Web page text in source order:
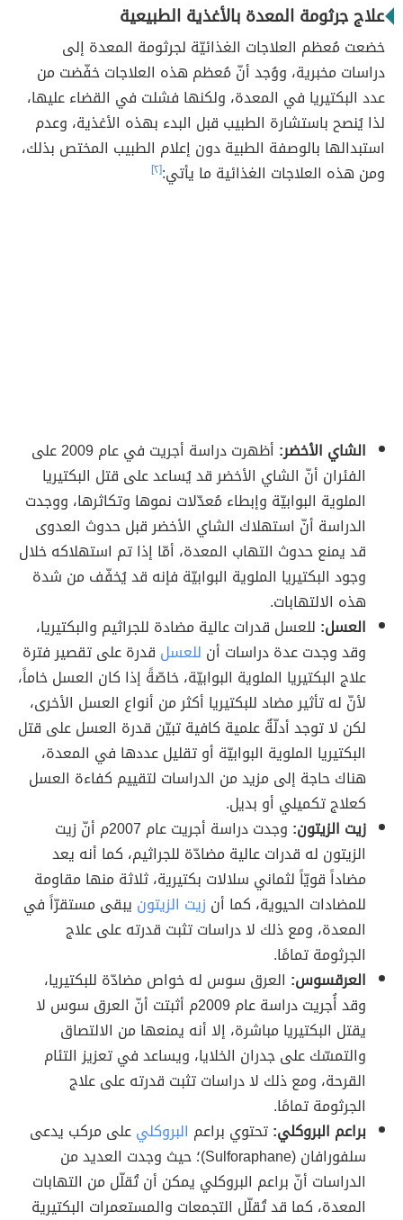
علاج جرثومة المعدة بالأغذية الطبيعية
خضعت مُعظم العلاجات الغذائيّة لجرثومة المعدة إلى
دراسات مخبرية، ووُجد أنّ مُعظم هذه العلاجات خفّضت من
عدد البكتيريا في المعدة، ولكنها فشلت في القضاء عليها،
لذا يُنصح باستشارة الطبيب قبل البدء بهذه الأغذية، وعدم
استبدالها بالوصفة الطبية دون إعلام الطبيب المختص بذلك،
ومن هذه العلاجات الغذائية ما يأتي:[٢]
الشاي الأخضر:
أظهرت دراسة أجريت في عام 2009 على
الفئران أنّ الشاي الأخضر قد يُساعد على قتل البكتيريا
الملوية البوابيّة وإبطاء مُعدّلات نموها وتكاثرها، ووجدت
الدراسة أنّ استهلاك الشاي الأخضر قبل حدوث العدوى
قد يمنع حدوث التهاب المعدة، أمّا إذا تم استهلاكه خلال
وجود البكتيريا الملوية البوابيّة فإنه قد يُخفّف من شدة
هذه الالتهابات.
العسل: للعسل قدرات عالية مضادة للجراثيم والبكتيريا،
وقد وجدت عدة دراسات أن للعسل قدرة على تقصير فترة
علاج البكتيريا الملوية البوابيّة، خاصّةً إذا كان العسل خاماً،
لأنّ له تأثير مضاد للبكتيريا أكثر من أنواع العسل الأخرى،
لكن لا توجد أدلّةٌ علمية كافية تبيّن قدرة العسل على قتل
البكتيريا الملوية البوابيّة أو تقليل عددها في المعدة،
هناك حاجة إلى مزيد من الدراسات لتقييم كفاءة العسل
كعلاج تكميلي أو بديل.
زيت الزيتون:
وجدت دراسة أجريت عام 2007م أنّ زيت
الزيتون له قدرات عالية مضادّة للجراثيم، كما أنه يعد
مضاداً قويّاً لثماني سلالات بكتيرية، ثلاثة منها مقاومة
للمضادات الحيوية، كما أن زيت الزيتون يبقى مستقرّاً في
المعدة، ومع ذلك لا دراسات تثبت قدرته على علاج
الجرثومة تمامًا.
العرقسوس: العرق سوس له خواص مضادّة للبكتيريا،
وقد أُجريت دراسة عام 2009م أثبتت أنّ العرق سوس لا
يقتل البكتيريا مباشرة، إلا أنه يمنعها من الالتصاق
والتمسّك على جدران الخلايا، ويساعد في تعزيز التئام
القرحة، ومع ذلك لا دراسات تثبت قدرته على علاج
الجرثومة تمامًا.
براعم البروكلي:تحتوي براعم البروكليعلى مركب يدعى
سلفورافان (Sulforaphane)؛ حيث وجدت العديد من
الدراسات أنّ براعم البروكلي يمكن أن تُقلّل من التهابات
المعدة، كما قد تُقلّل التجمعات والمستعمرات البكتيرية